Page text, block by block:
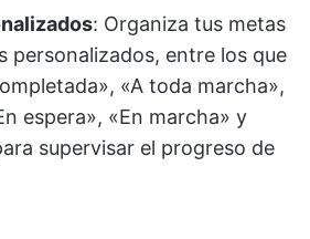
: Organiza tus metas
personalizados, entre los que
«A toda marcha»,
espera», «En marcha» y
supervisar el progreso de